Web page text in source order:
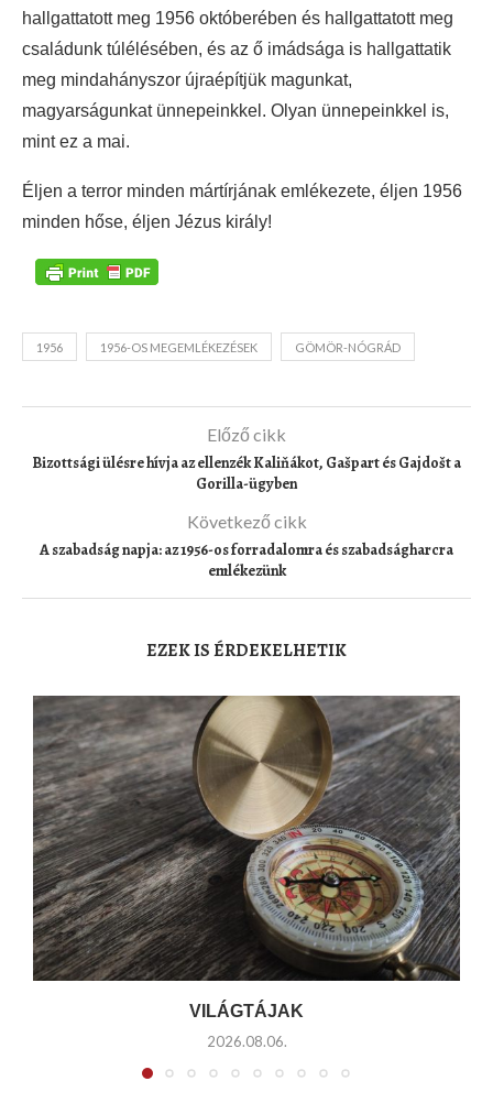
hallgattatott meg 1956 októberében és hallgattatott meg
családunk túlélésében, és az ő imádsága is hallgattatik
meg mindahányszor újraépítjük magunkat,
magyarságunkat ünnepeinkkel. Olyan ünnepeinkkel is,
mint ez a mai.
Éljen a terror minden mártírjának emlékezete, éljen 1956
minden hőse, éljen Jézus király!
1956 1956-OS MEGEMLÉKEZÉSEK GÖMÖR-NÓGRÁD
Előző cikk
Bizottsági ülésre hívja az ellenzék Kaliňákot, Gašpart és Gajdošt a
Gorilla-ügyben
Következő cikk
A szabadság napja: az 1956-os forradalomra és szabadságharcra
emlékezünk
EZEK IS ÉRDEKELHETIK
VILÁGTÁJAK
2026.08.06.